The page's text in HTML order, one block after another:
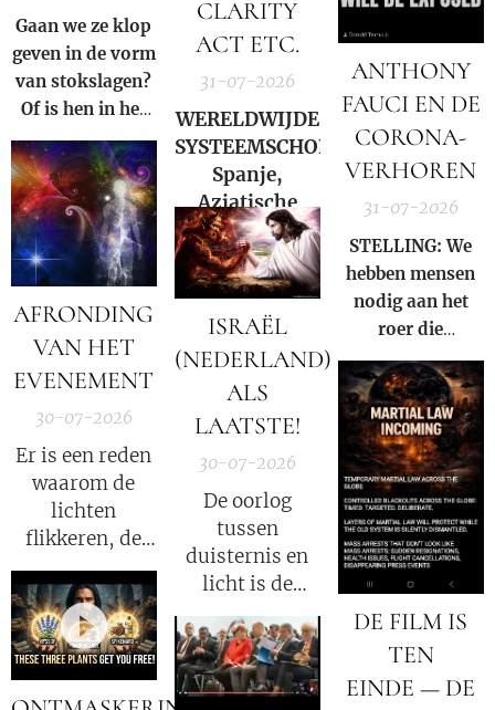
Gaan we ze klop
geven in de vorm
van stokslagen?
Of is hen in het
Licht zetten van
de Waarheid een
veel grotere
straf?
CLARITY
ACT ETC.
31-07-2026
WERELDWIJDE
SYSTEEMSCHOK:
Spanje,
Aziatische
markten en
Hormuz |
Charlie Ward
Daily News
ANTHONY
FAUCI EN DE
CORONA-
VERHOREN
31-07-2026
STELLING: We
hebben mensen
nodig aan het
roer die
gezamenlijk
voorkomen dat
iemand ooit nog
een nieuwe Fauci
kan worden.
AFRONDING
VAN HET
EVENEMENT
30-07-2026
Er is een reden
waarom de
lichten
flikkeren, de
satellieten
verschuiven en
de
datastromen
worden
omgeleid.
ISRAËL
(NEDERLAND)
ALS
LAATSTE!
30-07-2026
De oorlog
tussen
duisternis en
licht is de
oorlog tussen
Satan en God.
DE FILM IS
TEN
EINDE — DE